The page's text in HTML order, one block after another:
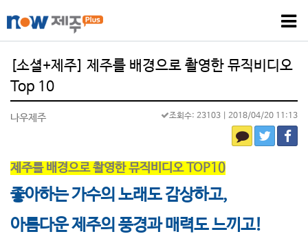
[소셜+제주] 제주를 배경으로 촬영한 뮤직비디오
Top 10
나우제주 조회수: 23103 | 2018/04/20 11:13
제주를 배경으로 촬영한 뮤직비디오 TOP10
좋아하는 가수의 노래도 감상하고,
아름다운 제주의 풍경과 매력도 느끼고!